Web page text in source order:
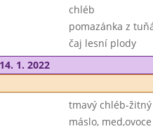
chléb
pomazánka z
čaj lesní plody
1. 2022
tmavý chléb-žitný
máslo, med,ovoce